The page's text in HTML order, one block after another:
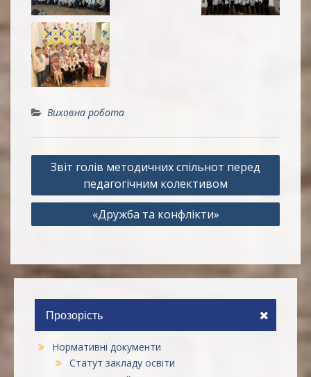
Виховна робота
Навігація
Звіт голів методичних спільнот перед
педагогічним колективом
«Дружба та конфлікти»
Прозорість
Нормативні документи
Статут закладу освіти